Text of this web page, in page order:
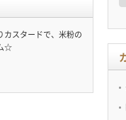
スタードで、米粉の
☆
イ